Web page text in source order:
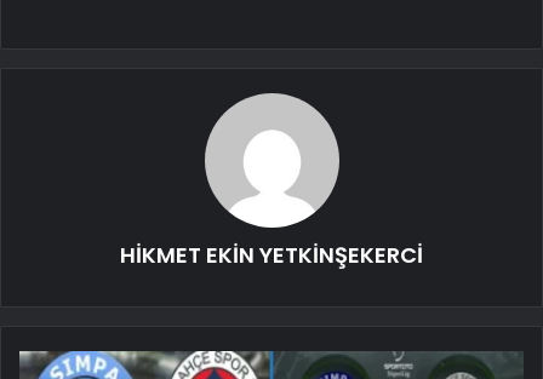
HİKMET EKİN YETKİNŞEKERCİ